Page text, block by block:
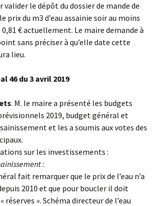
valider le dépôt du dossier de mande de
prix du m3 d’eau assainie soir au moins
0,81 € actuellement. Le maire demande à
sans préciser à qu’elle date cette
lieu.
46 du 3 avril 2019
. M. le maire a présenté les budgets
2019, budget général et
et les a soumis aux votes des
sur les investissements :
:
fait remarquer que le prix de l’eau n’a
2010 et que pour boucler il doit
réserves ». Schéma directeur de l’eau